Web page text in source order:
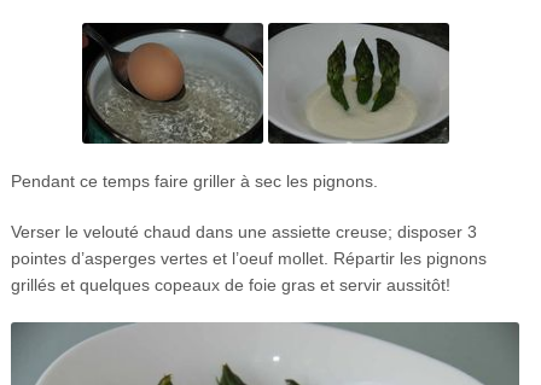
Pendant ce temps faire griller à sec les pignons.
Verser le velouté chaud dans une assiette creuse; disposer 3
pointes d’asperges vertes et l’oeuf mollet. Répartir les pignons
grillés et quelques copeaux de foie gras et servir aussitôt!